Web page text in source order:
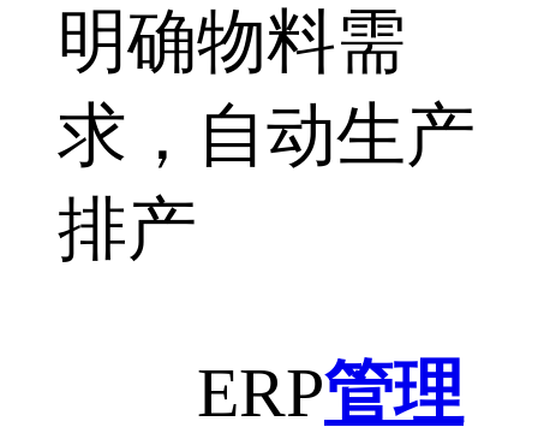
明确物料需
求，自动生产
排产
ERP管理